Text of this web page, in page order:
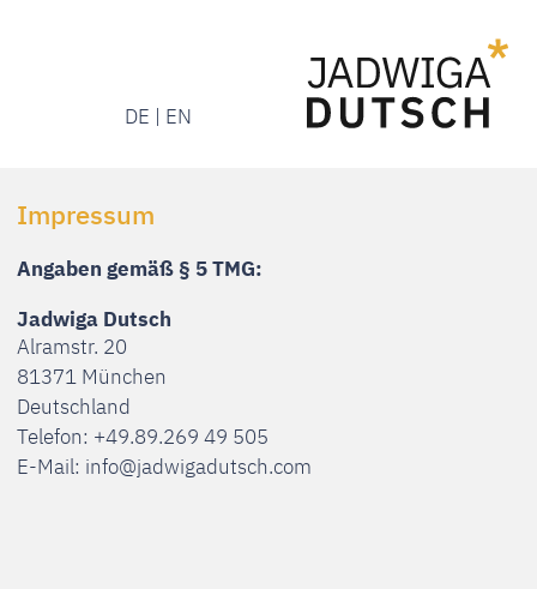
Jadwiga Dutsch
81371 München
Telefon: +49.89.269 49 505
info@jadwigadutsch.com
Datenschutzerklärung
Verantwortliche Stelle